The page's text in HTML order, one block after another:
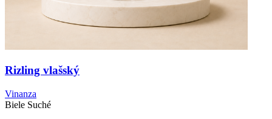
Rizling vlašský
Vinanza
Biele Suché